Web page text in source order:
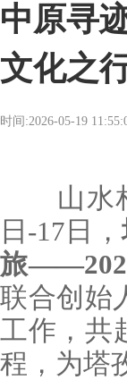
中原寻
文化之
时间:2026-05-19
山水相
日-17日，
旅
联合创始
工作，共
程，为塔